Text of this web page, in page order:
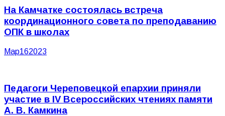
На Камчатке состоялась встреча
координационного совета по преподаванию
ОПК в школах
Мар162023
Педагоги Череповецкой епархии приняли
участие в IV Всероссийских чтениях памяти
А. В. Камкина